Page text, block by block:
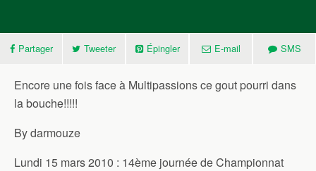
Partager Tweeter Épingler E-mail SMS
Encore une fois face à Multipassions ce gout pourri dans
la bouche!!!!!
By darmouze
Lundi 15 mars 2010 : 14ème journée de Championnat